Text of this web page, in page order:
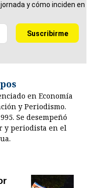
y cómo inciden en
en Economía
y Periodismo.
Se desempeñó
y periodista en el